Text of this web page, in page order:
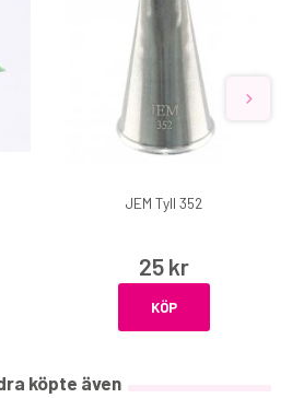
JEM Tyll 352
25 kr
KÖP
köpte även